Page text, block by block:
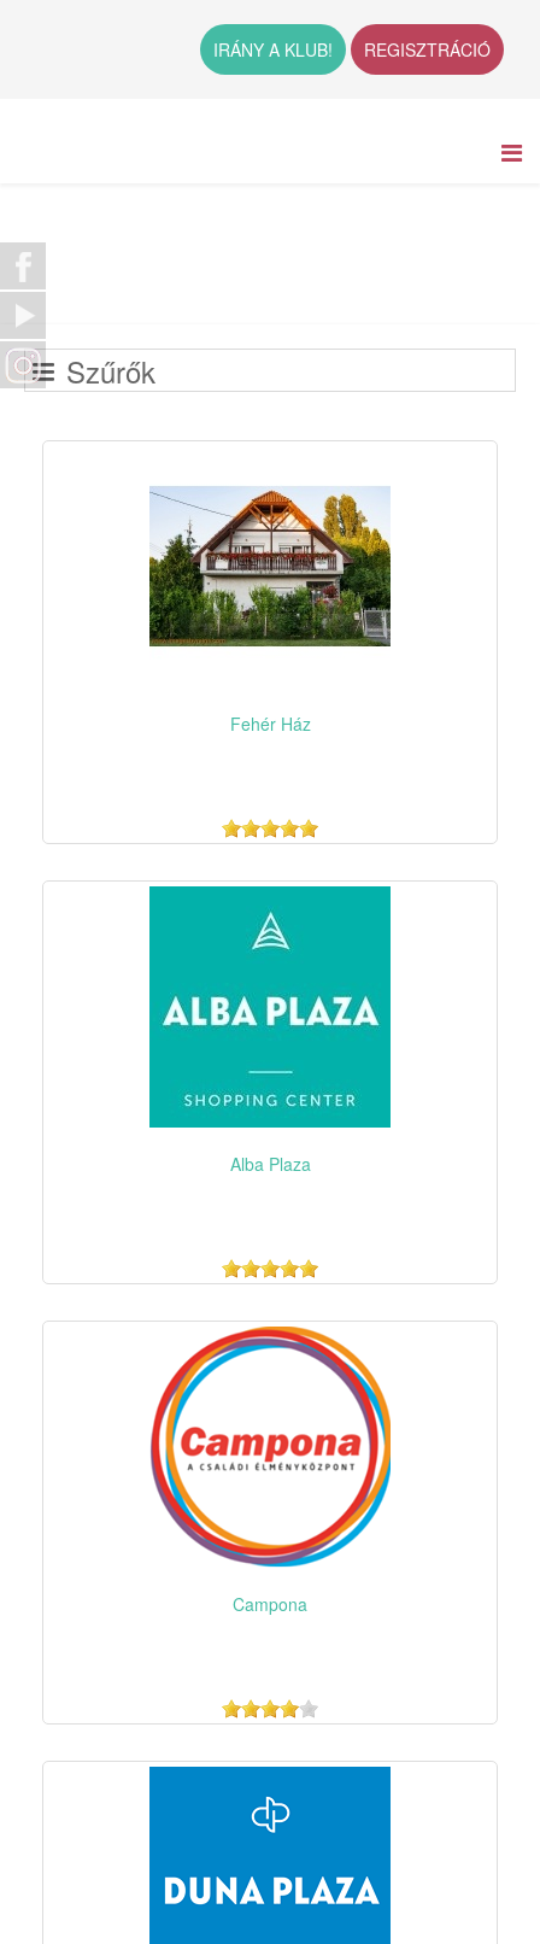
IRÁNY A KLUB! REGISZTRÁCIÓ
Szűrők
Fehér Ház
Alba Plaza
Campona